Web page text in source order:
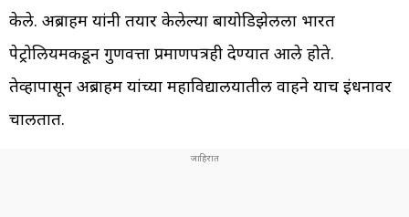
केले. अब्राहम यांनी तयार केलेल्या बायोडिझेलला भारत
पेट्रोलियमकडून गुणवत्ता प्रमाणपत्रही देण्यात आले होते.
तेव्हापासून अब्राहम यांच्या महाविद्यालयातील वाहने याच इंधनावर
चालतात.